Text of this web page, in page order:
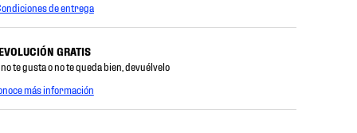
de entrega
GRATIS
te gusta o no te queda bien, devuélvelo
más información